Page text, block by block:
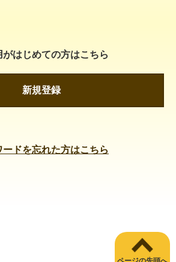
がはじめての方はこちら
新規登録
ードを忘れた方はこちら